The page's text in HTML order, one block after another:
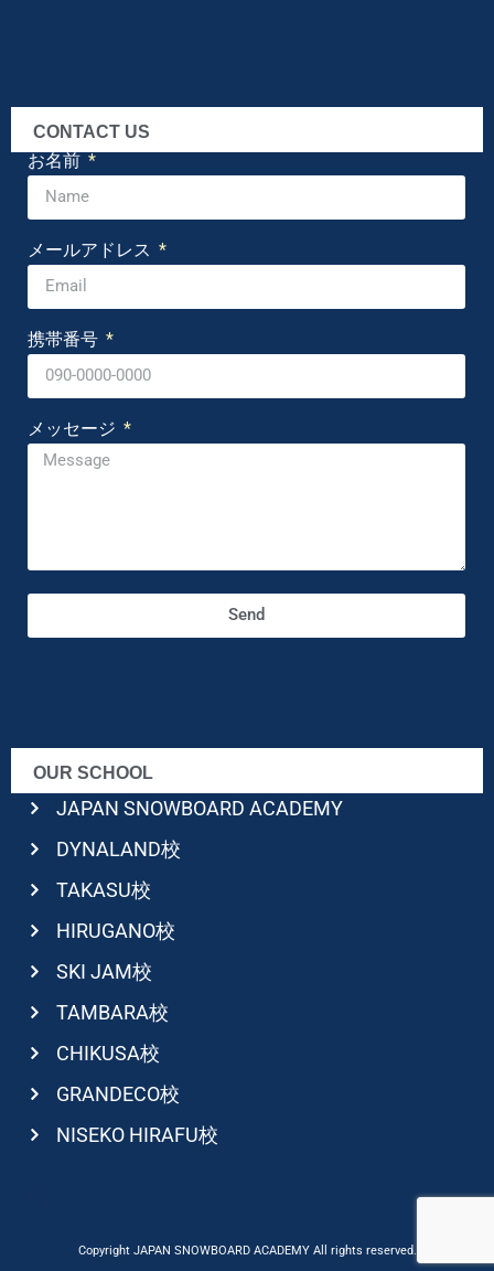
CONTACT US
お名前
メールアドレス
携帯番号
メッセージ
Send
OUR SCHOOL
JAPAN SNOWBOARD ACADEMY
DYNALAND校
TAKASU校
HIRUGANO校
SKI JAM校
TAMBARA校
CHIKUSA校
GRANDECO校
NISEKO HIRAFU校
Copyright JAPAN SNOWBOARD ACADEMY All rights reserved.